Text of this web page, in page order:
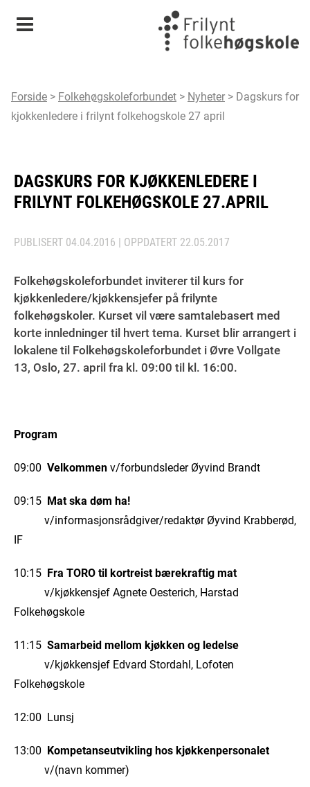
Meny
Forside > Folkehøgskoleforbundet > Nyheter > Dagskurs for
kjokkenledere i frilynt folkehogskole 27 april
DAGSKURS FOR KJØKKENLEDERE I
FRILYNT FOLKEHØGSKOLE 27.APRIL
PUBLISERT 04.04.2016 | OPPDATERT 22.05.2017
Folkehøgskoleforbundet inviterer til kurs for
kjøkkenledere/kjøkkensjefer på frilynte
folkehøgskoler. Kurset vil være samtalebasert med
korte innledninger til hvert tema. Kurset blir arrangert i
lokalene til Folkehøgskoleforbundet i Øvre Vollgate
13, Oslo, 27. april fra kl. 09:00 til kl. 16:00.
Program
09:00 Velkommenv/forbundsleder Øyvind Brandt
09:15 Mat ska døm ha!
v/informasjonsrådgiver/redaktør Øyvind Krabberød,
IF
10:15 Fra TORO til kortreist bærekraftig mat
v/kjøkkensjef Agnete Oesterich, Harstad
Folkehøgskole
11:15 Samarbeid mellom kjøkken og ledelse
v/kjøkkensjef Edvard Stordahl, Lofoten
Folkehøgskole
12:00 Lunsj
13:00 Kompetanseutvikling hos kjøkkenpersonalet
v/(navn kommer)